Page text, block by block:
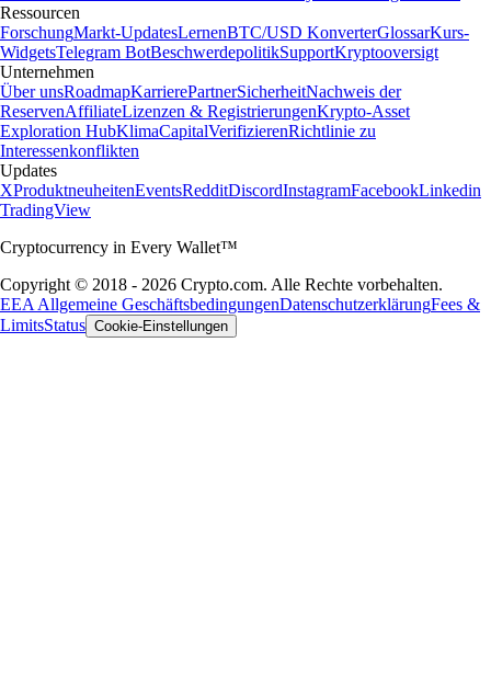
Ressourcen
ForschungMarkt-UpdatesLernenBTC/USD KonverterGlossarKurs-
WidgetsTelegram BotBeschwerdepolitikSupportKryptooversigt
Unternehmen
Über unsRoadmapKarrierePartnerSicherheitNachweis der
ReservenAffiliateLizenzen & RegistrierungenKrypto-Asset
Exploration HubKlimaCapitalVerifizierenRichtlinie zu
Interessenkonflikten
Updates
XProduktneuheitenEventsRedditDiscordInstagramFacebookLinkedin
TradingView
Cryptocurrency in Every Wallet™
Copyright © 2018 - 2026 Crypto.com. Alle Rechte vorbehalten.
EEA Allgemeine GeschäftsbedingungenDatenschutzerklärungFees &
LimitsStatus Cookie-Einstellungen